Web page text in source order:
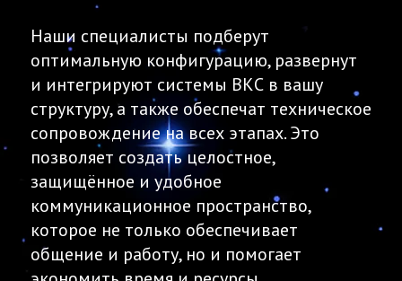
Наши специалисты подберут
оптимальную конфигурацию, развернут
и интегрируют системы ВКС в вашу
структуру, а также обеспечат техническое
сопровождение на всех этапах. Это
позволяет создать целостное,
защищённое и удобное
коммуникационное пространство,
которое не только обеспечивает
общение и работу, но и помогает